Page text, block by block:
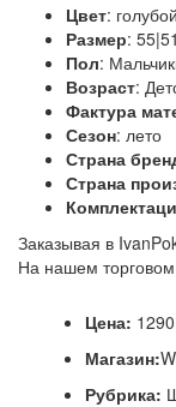
Цвет: голубой
Размер: 55|51
Пол:
Возраст:
Фактура
Сезон: лето
Страна
Страна
Заказывая в
На нашем
Цена:
Магазин:
Рубрика: